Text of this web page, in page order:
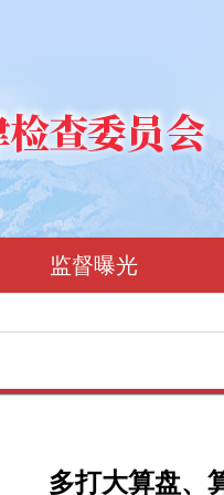
监督曝光
多打大算盘、